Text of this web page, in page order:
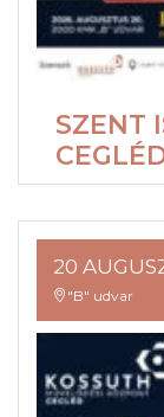
SZENT
20
"B" udvar